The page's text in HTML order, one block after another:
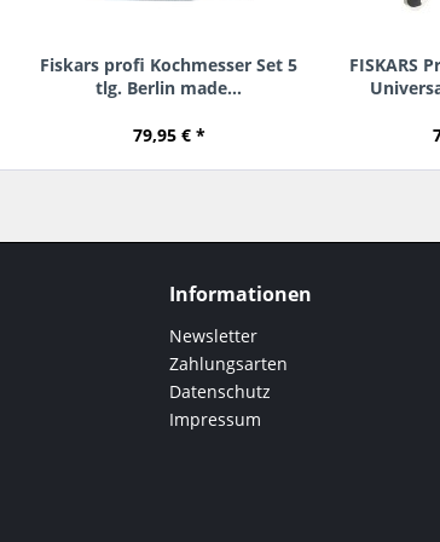
Fiskars profi Kochmesser Set 5
tlg. Berlin made...
79,95 € *
FISKARS
Informationen
Newsletter
Zahlungsarten
Datenschutz
Impressum